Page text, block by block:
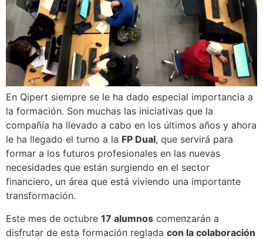
En Qipert siempre se le ha dado especial importancia a
la formación. Son muchas las iniciativas que la
compañía ha llevado a cabo en los últimos años y ahora
le ha llegado el turno a la FP Dual, que servirá para
formar a los futuros profesionales en las nuevas
necesidades que están surgiendo en el sector
financiero, un área que está viviendo una importante
transformación.
Este mes de octubre 17 alumnos comenzarán a
disfrutar de esta formación reglada con la colaboración